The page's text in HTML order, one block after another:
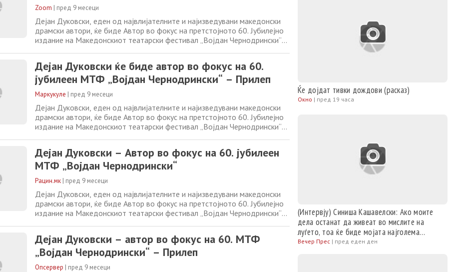
Zoom | пред 9 месеци
Дејан Дуковски, еден од највлијателните и најизведувани македонски
драмски автори, ќе биде Автор во фокус на претстојното 60. Јубилејно
издание на Македонскиот театарски фестивал „Војдан Чернодрински“
театарска меморија
Дејан Дуковски ќе биде автор во фокус на 60.
јубилеен МТФ „Војдан Чернодрински“ – Прилеп
Маркукуле | пред 9 месеци
Дејан Дуковски, еден од највлијателните и најизведувани македонски
драмски автори, ќе биде Автор во фокус на претстојното 60. Јубилејно
издание на Македонскиот театарски фестивал „Војдан Чернодрински“
театарска меморија
Дејан Дуковски – Автор во фокус на 60. јубилеен
МТФ „Војдан Чернодрински“
Рацин.мк | пред 9 месеци
Дејан Дуковски, еден од највлијателните и најизведувани македонски
драмски автори, ќе биде Автор во фокус на претстојното 60. Јубилејно
издание на Македонскиот театарски фестивал „Војдан Чернодрински“
театарска меморија
Дејан Дуковски – автор во фокус на 60. МТФ
„Војдан Чернодрински“ – Прилеп
Опсервер | пред 9 месеци
Ќе дојдат тивки дождови (расказ)
Окно | пред 19 часа
(Интервју) Синиша Кашавелски: Ако моите
дела останат да живеат во мислите на
луѓето, тоа ќе биде мојата најголема
награда
Вечер Прес | пред еден ден